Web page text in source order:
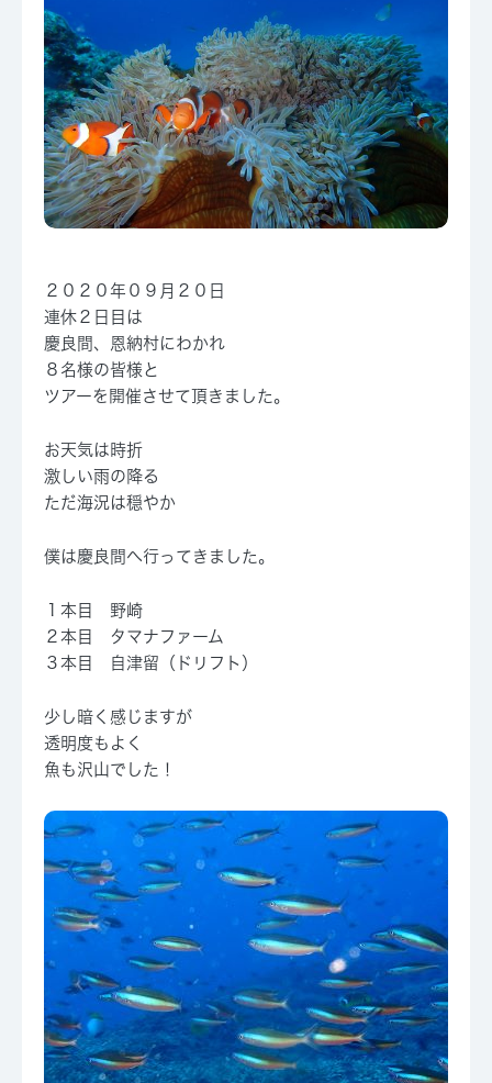
２０２０年０９月２０日
連休２日目は
慶良間、恩納村にわかれ
８名様の皆様と
ツアーを開催させて頂きました。
お天気は時折
激しい雨の降る
ただ海況は穏やか
僕は慶良間へ行ってきました。
１本目 野崎
２本目 タマナファーム
３本目 自津留（ドリフト）
少し暗く感じますが
透明度もよく
魚も沢山でした！